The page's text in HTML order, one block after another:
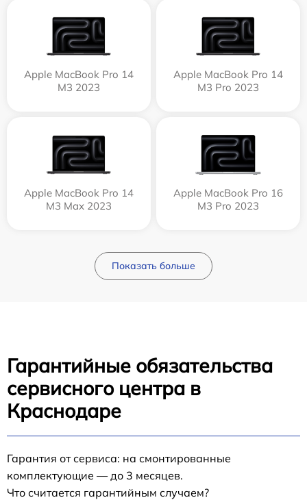
Apple MacBook Pro 14
M3 2023
Apple MacBook Pro 14
M3 Pro 2023
Apple MacBook Pro 14
M3 Max 2023
Apple MacBook Pro 16
M3 Pro 2023
Показать больше
Гарантийные обязательства
сервисного центра в
Краснодаре
Гарантия от сервиса: на смонтированные
комплектующие — до 3 месяцев.
Что считается гарантийным случаем?